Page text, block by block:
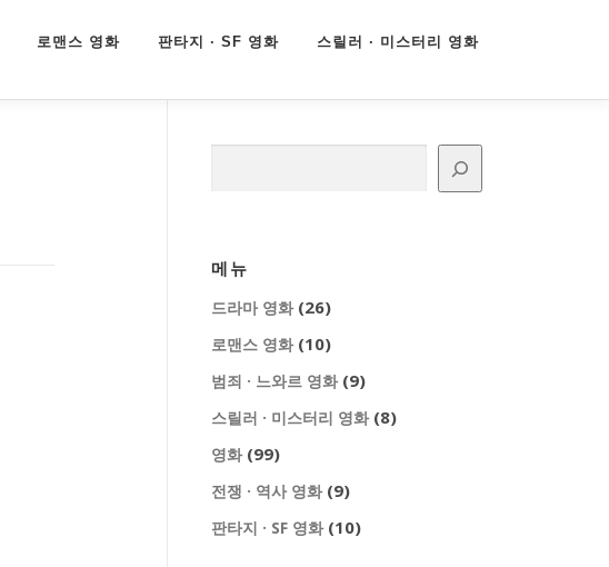
로맨스 영화 판타지 · SF 영화 스릴러 · 미스터리 영화
메뉴
드라마 영화(26)
로맨스 영화(10)
범죄 · 느와르 영화(9)
스릴러 · 미스터리 영화(8)
영화(99)
전쟁 · 역사 영화(9)
판타지 · SF 영화(10)